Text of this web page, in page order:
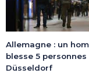
Allemagne : un
blesse 5 personnes
Düsseldorf